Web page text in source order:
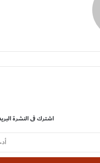
اشترك فى النشرة